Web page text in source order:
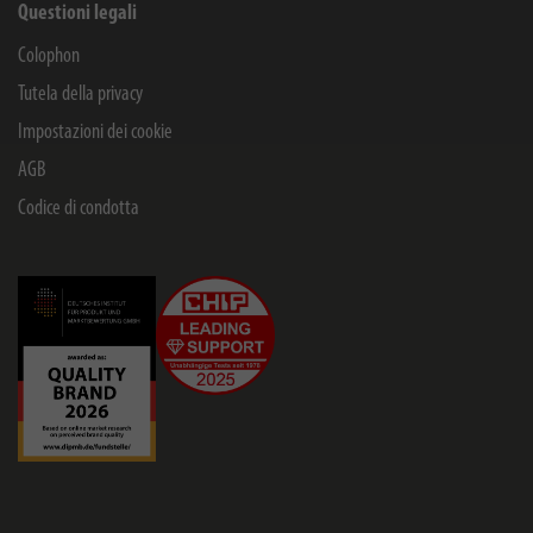
Questioni legali
Colophon
Tutela della privacy
Impostazioni dei cookie
AGB
Codice di condotta